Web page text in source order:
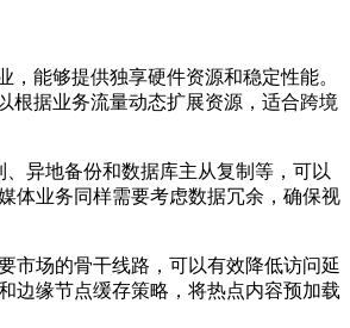
能够提供独享硬件资源和稳定性能。
根据业务流量动态扩展资源，适合跨境
异地备份和数据库主从复制等，可以
体业务同样需要考虑数据冗余，确保视
场的骨干线路，可以有效降低访问延
边缘节点缓存策略，将热点内容预加载